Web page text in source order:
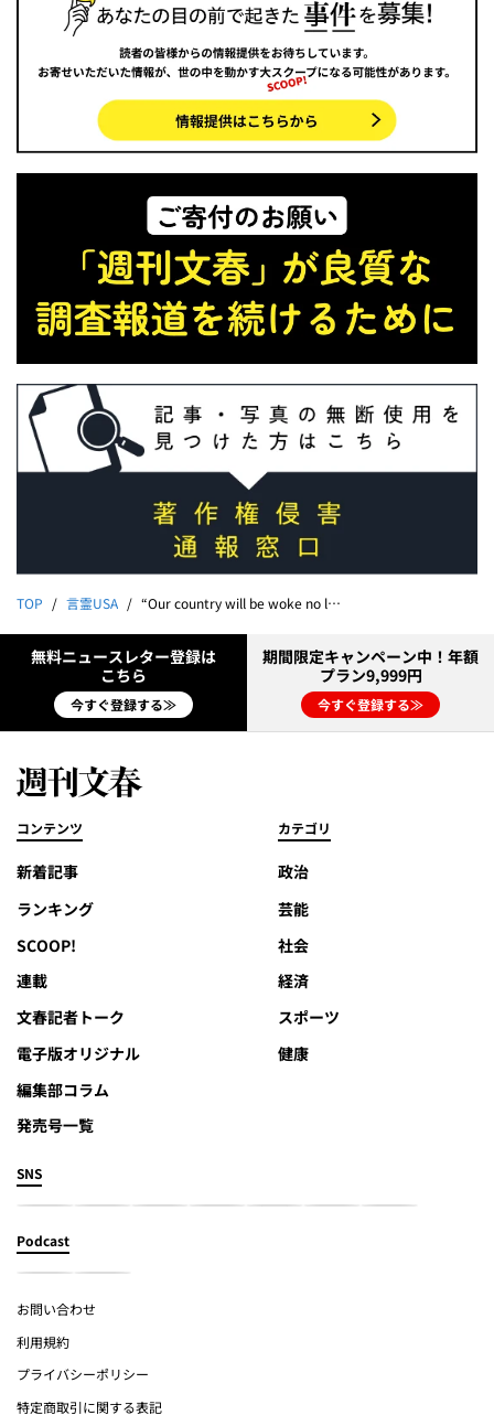
TOP 言霊USA “Our country will be woke no longer.”（アメリカはもはや目覚めていない）byドナルド・トランプ大統領
無料ニュースレター登録は
こちら
今すぐ登録する≫
期間限定キャンペーン中！年額
プラン9,999円
今すぐ登録する≫
コンテンツ
新着記事
ランキング
SCOOP!
連載
文春記者トーク
電子版オリジナル
編集部コラム
発売号一覧
カテゴリ
政治
芸能
社会
経済
スポーツ
健康
SNS
Podcast
お問い合わせ
利用規約
プライバシーポリシー
特定商取引に関する表記